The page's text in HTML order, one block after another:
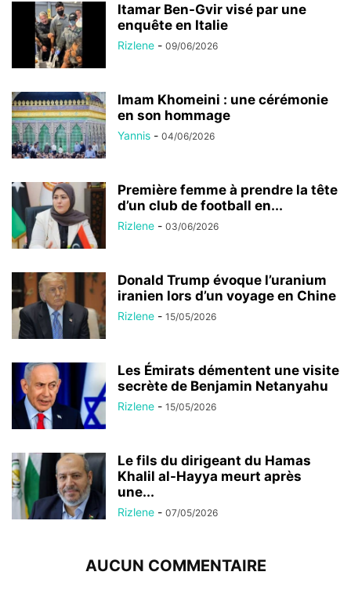
Itamar Ben-Gvir visé par une
enquête en Italie
Rizlene - 09/06/2026
Imam Khomeini : une cérémonie
en son hommage
Yannis - 04/06/2026
Première femme à prendre la tête
d’un club de football en...
Rizlene - 03/06/2026
Donald Trump évoque l’uranium
iranien lors d’un voyage en Chine
Rizlene - 15/05/2026
Les Émirats démentent une visite
secrète de Benjamin Netanyahu
Rizlene - 15/05/2026
Le fils du dirigeant du Hamas
Khalil al-Hayya meurt après
une...
Rizlene - 07/05/2026
AUCUN COMMENTAIRE